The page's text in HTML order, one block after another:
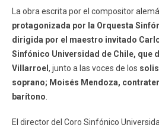
La obra escrita por el compositor
protagonizada por la Orquesta
dirigida por el maestro invitado
Sinfónico Universidad de Chile, que
Villarroel , junto a las voces de los
soprano; Moisés Mendoza,
barítono
El director del Coro Sinfónico